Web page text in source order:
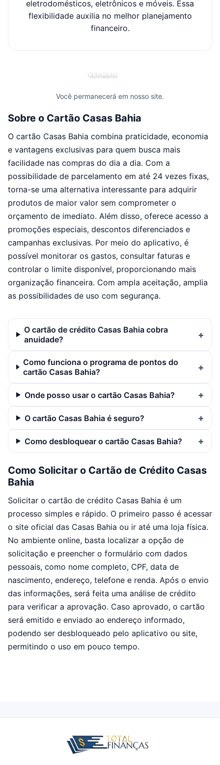
eletrodomésticos, eletrônicos e móveis. Essa
flexibilidade auxilia no melhor planejamento
financeiro.
VER MAIS
Você permanecerá em nosso site.
Sobre o Cartão Casas Bahia
O cartão Casas Bahia combina praticidade, economia
e vantagens exclusivas para quem busca mais
facilidade nas compras do dia a dia. Com a
possibilidade de parcelamento em até 24 vezes fixas,
torna-se uma alternativa interessante para adquirir
produtos de maior valor sem comprometer o
orçamento de imediato. Além disso, oferece acesso a
promoções especiais, descontos diferenciados e
campanhas exclusivas. Por meio do aplicativo, é
possível monitorar os gastos, consultar faturas e
controlar o limite disponível, proporcionando mais
organização financeira. Com ampla aceitação, amplia
as possibilidades de uso com segurança.
O cartão de crédito Casas Bahia cobra
anuidade?
Como funciona o programa de pontos do
cartão Casas Bahia?
Onde posso usar o cartão Casas Bahia?
O cartão Casas Bahia é seguro?
Como desbloquear o cartão Casas Bahia?
Como Solicitar o Cartão de Crédito Casas
Bahia
Solicitar o cartão de crédito Casas Bahia é um
processo simples e rápido. O primeiro passo é acessar
o site oficial das Casas Bahia ou ir até uma loja física.
No ambiente online, basta localizar a opção de
solicitação e preencher o formulário com dados
pessoais, como nome completo, CPF, data de
nascimento, endereço, telefone e renda. Após o envio
das informações, será feita uma análise de crédito
para verificar a aprovação. Caso aprovado, o cartão
será emitido e enviado ao endereço informado,
podendo ser desbloqueado pelo aplicativo ou site,
permitindo o uso em pouco tempo.